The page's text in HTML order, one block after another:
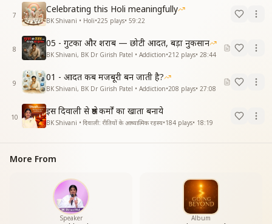
7
Celebrating this Holi meaningfully
BK Shivani • Holi•225 plays• 59:22
8
05 - गुटका और शराब — छोटी आदत, बड़ा नुकसान
BK Shivani, BK Dr Girish Patel • Addiction•212 plays• 28:44
9
01 - आदत कब मजबूरी बन जाती है?
BK Shivani, BK Dr Girish Patel • Addiction•208 plays• 27:08
10
इस दिवाली से श्रेष्ठ कर्मों का खाता बनाये
BK Shivani • दिवाली: रीतियों के आध्यात्मिक रहस्य•184 plays• 18:19
More From
Speaker Album